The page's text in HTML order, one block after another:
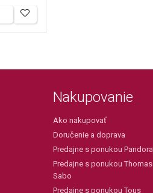
Nakupovanie
Ako nakupovať
Doručenie a doprava
Predajne s ponukou Pandora
Predajne s ponukou Thomas
Sabo
Predajne s ponukou Tous